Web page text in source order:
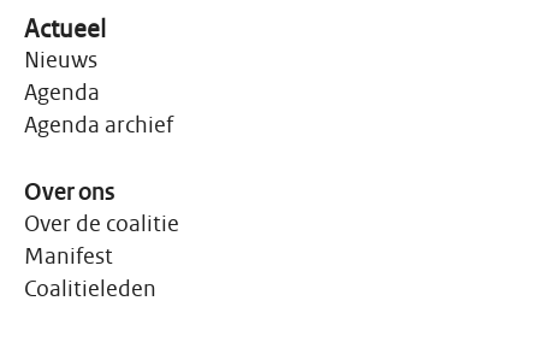
Actueel
Nieuws
Agenda
Agenda archief
Over ons
Over de coalitie
Manifest
Coalitieleden